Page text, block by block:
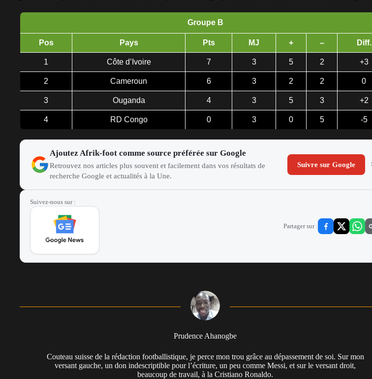
Groupe B
Pos Pays Pts MJ + – Diff.
1 Côte d’Ivoire 7 3 5 2 +3
2 Cameroun 6 3 2 2 0
3 Ouganda 4 3 5 3 +2
4 RD Congo 0 3 0 5 -5
Ajoutez Afrik-foot comme source préférée sur Google
Retrouvez nos articles plus souvent et facilement dans vos résultats de
recherche Google et actualités à la Une.
Suivre sur Google
Suivez-nous sur :
Partager sur :
Prudence Ahanogbe
Couteau suisse de la rédaction footballistique, je perce mon trou grâce au dépassement de soi. Sur mon
versant gauche, un don indescriptible pour l’écriture, un peu comme Messi, et sur le versant droit,
beaucoup de travail, à la Cristiano Ronaldo.